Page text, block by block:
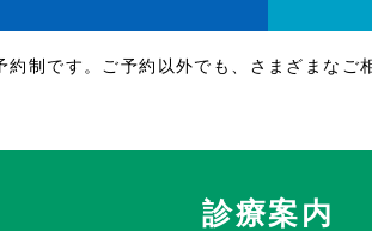
約制です。ご予約以外でも、さまざまなご
診療案内